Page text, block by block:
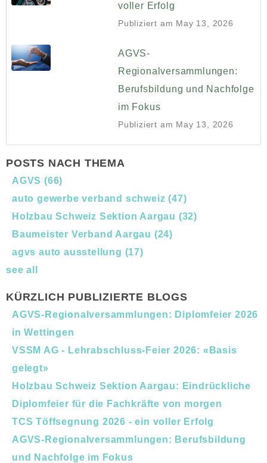
voller Erfolg
Publiziert am May 13, 2026
AGVS-
Regionalversammlungen:
Berufsbildung und Nachfolge
im Fokus
Publiziert am May 13, 2026
POSTS NACH THEMA
AGVS (66)
auto gewerbe verband schweiz(47)
Holzbau Schweiz Sektion Aargau (32)
Baumeister Verband Aargau (24)
agvs auto ausstellung (17)
see all
KÜRZLICH PUBLIZIERTE BLOGS
AGVS-Regionalversammlungen: Diplomfeier 2026
in Wettingen
VSSM AG - Lehrabschluss-Feier 2026: «Basis
gelegt»
Holzbau Schweiz Sektion Aargau: Eindrückliche
Diplomfeier für die Fachkräfte von morgen
TCS Töffsegnung 2026 - ein voller Erfolg
AGVS-Regionalversammlungen: Berufsbildung
und Nachfolge im Fokus